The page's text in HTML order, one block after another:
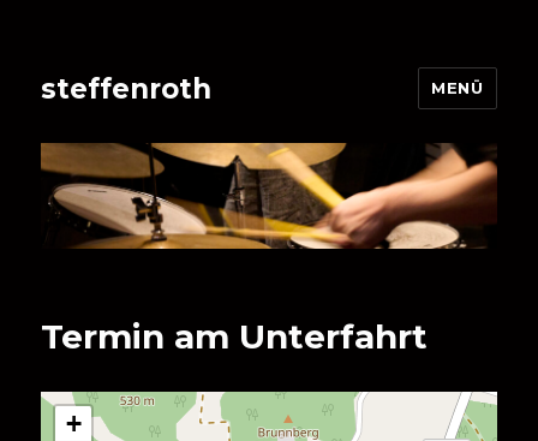
steffenroth MENÜ
Termin am Unterfahrt
+